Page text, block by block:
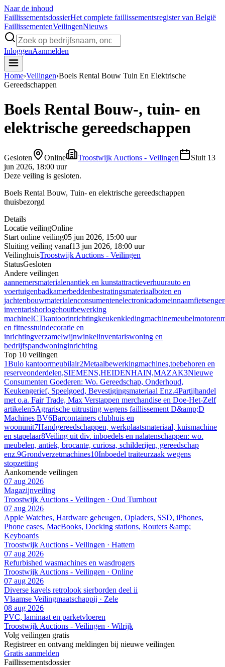
Naar de inhoud
FaillissementsdossierHet complete faillissementsregister van België
FaillissementenVeilingenNieuws
InloggenAanmelden
Home›Veilingen›Boels Rental Bouw Tuin En Elektrische
Gereedschappen
Boels Rental Bouw-, tuin- en
elektrische gereedschappen
Gesloten Online Troostwijk Auctions - Veilingen Sluit 13
jun 2026, 18:00 uur
Deze veiling is gesloten.
Boels Rental Bouw, Tuin- en elektrische gereedschappen
thuisbezorgd
Details
Locatie veilingOnline
Start online veiling05 jun 2026, 15:00 uur
Sluiting veiling vanaf13 jun 2026, 18:00 uur
VeilinghuisTroostwijk Auctions - Veilingen
StatusGesloten
Andere veilingen
aannemersmaterialenantiek en kunstattractieverhuurauto en
voertuigenbadkamerbeddenbestratingsmateriaalboten en
jachtenbouwmaterialenconsumentenelectronicadomeinnaamfietsen
inventarishorlogehoutbewerking
machineICTkantoorinrichtingkeukenkledingmachinemeubelmotoren
en fitnesstuindecoratie en
inrichtingverzamelwijnwinkelinventariswoning en
bedrijfspandwoninginrichting
Top 10 veilingen
1Bulo kantoormeubilair2Metaalbewerkingmachines,toebehoren en
reserveonderdelen,SIEMENS,HEIDENHAIN,MAZAK3Nieuwe
Consumenten Goederen: Wo. Gereedschap, Onderhoud,
Keukengerief, Speelgoed, Bevestigingsmateriaal Enz.4Partijhandel
met o.a. Fair Trade, Max Verstappen merchandise en Doe-Het-Zelf
artikelen5Agrarische uitrusting wegens faillissement D&amp;D
Machines BV6Barcontainers clubhuis en
woonunit7Handgereedschappen, werkplaatsmateriaal, kuismachine
en stapelaar8Veiling uit div. inboedels en nalatenschappen: wo.
meubelen, antiek, brocante, curiosa, schilderijen, gereedschap
enz.9Grondverzetmachines10Inboedel traiteurzaak wegens
stopzetting
Aankomende veilingen
07 aug 2026
Magazijnveiling
Troostwijk Auctions - Veilingen · Oud Turnhout
07 aug 2026
Apple Watches, Hardware geheugen, Opladers, SSD, iPhones,
Phone cases, MacBooks, Docking stations, Routers &amp;
Keyboards
Troostwijk Auctions - Veilingen · Hattem
07 aug 2026
Refurbished wasmachines en wasdrogers
Troostwijk Auctions - Veilingen · Online
07 aug 2026
Diverse kavels retrolook sierborden deel ii
Vlaamse Veilingmaatschappij · Zele
08 aug 2026
PVC, laminaat en parketvloeren
Troostwijk Auctions - Veilingen · Wilrijk
Volg veilingen gratis
Registreer en ontvang meldingen bij nieuwe veilingen
Gratis aanmelden
Faillissementsdossier